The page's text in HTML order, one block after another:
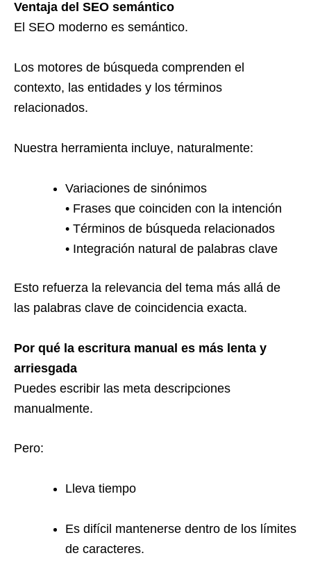
Ventaja del SEO semántico
El SEO moderno es semántico.
Los motores de búsqueda comprenden el
contexto, las entidades y los términos
relacionados.
Nuestra herramienta incluye, naturalmente:
Variaciones de sinónimos
• Frases que coinciden con la intención
• Términos de búsqueda relacionados
• Integración natural de palabras clave
Esto refuerza la relevancia del tema más allá de
las palabras clave de coincidencia exacta.
Por qué la escritura manual es más lenta y
arriesgada
Puedes escribir las meta descripciones
manualmente.
Pero:
Lleva tiempo
Es difícil mantenerse dentro de los límites
de caracteres.